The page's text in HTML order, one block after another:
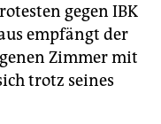
gegen IBK
empfängt der
Zimmer mit
trotz seines